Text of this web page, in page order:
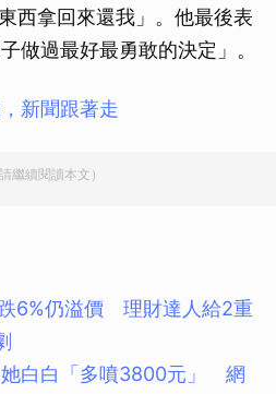
西拿回來還我」。他最後表
做過最好最勇敢的決定」。
新聞跟著走
繼續閱讀本文）
6%仍溢價 理財達人給2重
她白白「多噴3800元」 網